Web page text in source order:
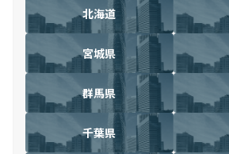
北海道
宮城県
群馬県
千葉県